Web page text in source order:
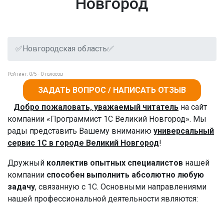
✅Новгородская область✅
Рейтинг: 0/5 - 0 голосов
ЗАДАТЬ ВОПРОС / НАПИСАТЬ ОТЗЫВ
Добро пожаловать, уважаемый читатель на сайт
компании «Программист 1С Великий Новгород». Мы
рады представить Вашему вниманию универсальный
сервис 1С в городе Великий Новгород!
Дружный коллектив опытных специалистов нашей
компании способен выполнить абсолютно любую
задачу, связанную с 1С. Основными направлениями
нашей профессиональной деятельности являются: